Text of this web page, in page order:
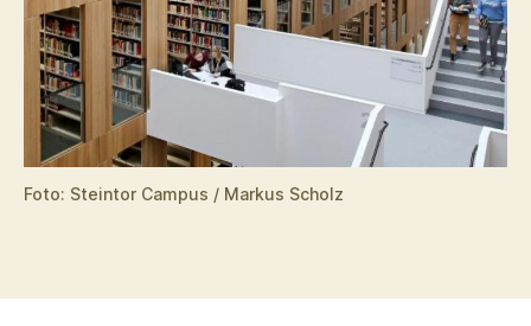
Foto: Steintor Campus / Markus Scholz